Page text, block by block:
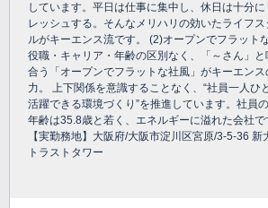
しています。平日は仕事に集中し、休日は十分に
レッシュする。そんなメリハリの効いたライフス
ルがキーエンス流です。 (2)オープンでフラット
役職・キャリア・年齢の区別なく、「～さん」と
合う「オープンでフラットな社風」がキーエンス
力。 上下関係を意識することなく、“社員一人ひ
活躍できる環境づくり”を推進しています。社員
年齢は35.8歳と若く、エネルギーに溢れた会社で
【実勤務地】大阪府/大阪市淀川区宮原/3-5-36 新
トラストタワー